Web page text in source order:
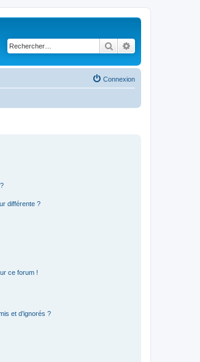
Rechercher
Connexion
différente ?
ce forum !
et d’ignorés ?